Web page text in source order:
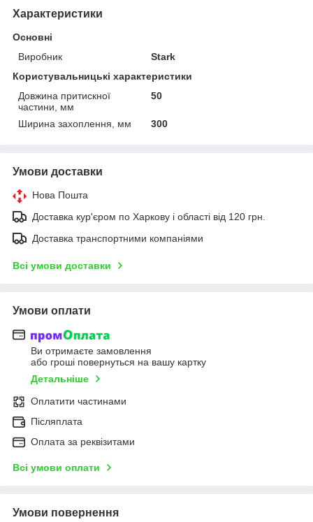
Характеристики
Основні
Виробник
Stark
Користувальницькі характеристики
Довжина притискної
частини, мм
50
Ширина захоплення, мм 300
Умови доставки
Нова Пошта
Доставка кур'єром по Харкову і області від 120 грн.
Доставка транспортними компаніями
Всі умови доставки
Умови оплати
Ви отримаєте замовлення
або гроші повернуться на вашу картку
Детальніше
Оплатити частинами
Післяплата
Оплата за реквізитами
Всі умови оплати
Умови повернення